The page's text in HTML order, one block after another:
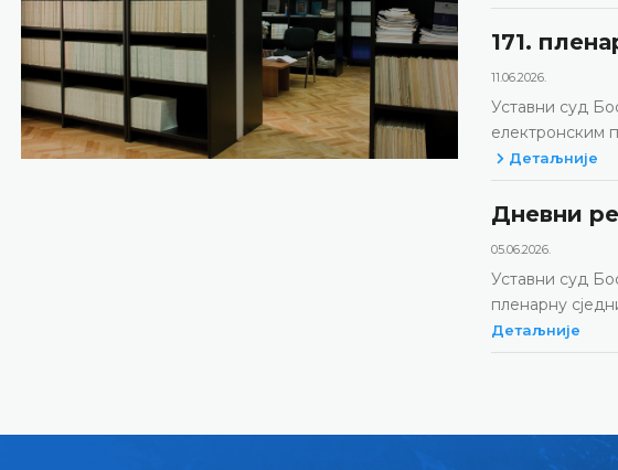
171.
11.06.2026.
Уставни суд
електронским
Детаљније
Дневни
05.06.2026.
Уставни суд
пленарну
Детаљније